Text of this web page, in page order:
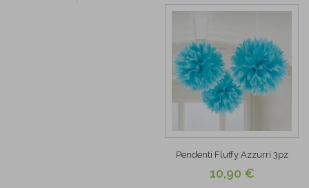
Pendenti Fluffy Azzurri 3pz
10,90 €